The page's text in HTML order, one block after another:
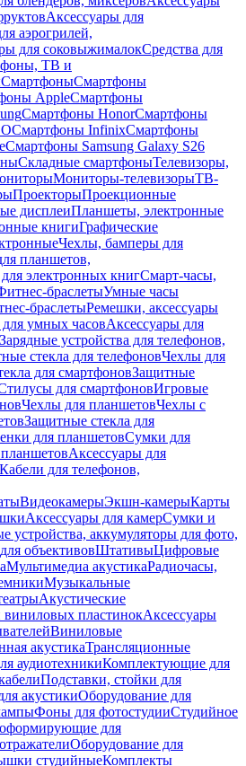
Аксессуары для
аэрогрилей,
для соковыжималокСредства для
ТВ и
СмартфоныСмартфоны
AppleСмартфоны
Смартфоны HonorСмартфоны
Смартфоны InfinixСмартфоны
Смартфоны Samsung Galaxy S26
Складные смартфоныТелевизоры,
Мониторы-телевизорыТВ-
ПроекторыПроекционные
дисплеиПланшеты, электронные
книгиГрафические
Чехлы, бамперы для
планшетов,
электронных книгСмарт-часы,
браслетыУмные часы
браслетыРемешки, аксессуары
умных часовАксессуары для
Зарядные устройства для телефонов,
стекла для телефоновЧехлы для
для смартфоновЗащитные
для смартфоновИгровые
Чехлы для планшетовЧехлы с
Защитные стекла для
для планшетовСумки для
Аксессуары для
Кабели для телефонов,
ВидеокамерыЭкшн-камерыКарты
Аксессуары для камерСумки и
устройства, аккумуляторы для фото,
объективовШтативыЦифровые
Мультимедиа акустикаРадиочасы,
Музыкальные
Акустические
пластинокАксессуары
Виниловые
акустикаТрансляционные
аудиотехникиКомплектующие для
Подставки, стойки для
акустикиОборудование для
Фоны для фотостудииСтудийное
для
Оборудование для
студийныеКомплекты